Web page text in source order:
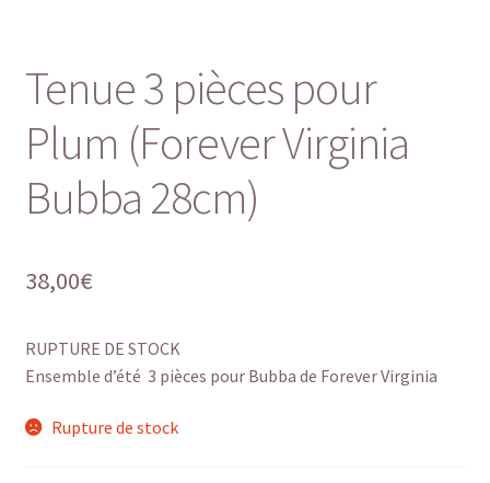
Tenue 3 pièces pour
Plum (Forever Virginia
Bubba 28cm)
38,00€
RUPTURE DE STOCK
Ensemble d’été 3 pièces pour Bubba de Forever Virginia
Rupture de stock